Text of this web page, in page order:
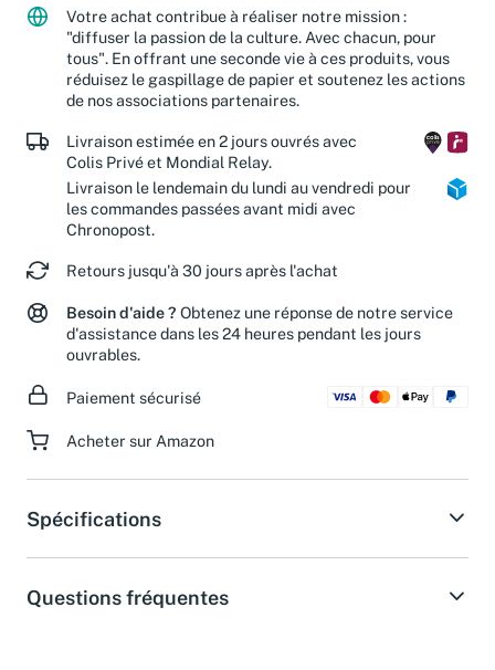
Votre achat contribue à réaliser notre mission :
"diffuser la passion de la culture. Avec chacun, pour
tous". En offrant une seconde vie à ces produits, vous
réduisez le gaspillage de papier et soutenez les actions
de nos associations partenaires.
Livraison estimée en 2 jours ouvrés avec
Colis Privé et Mondial Relay.
Livraison le lendemain du lundi au vendredi pour
les commandes passées avant midi avec
Chronopost.
Retours jusqu'à 30 jours après l'achat
Besoin d'aide ? Obtenez une réponse de notre service
d'assistance dans les 24 heures pendant les jours
ouvrables.
Paiement sécurisé
Acheter sur Amazon
Spécifications
Questions fréquentes